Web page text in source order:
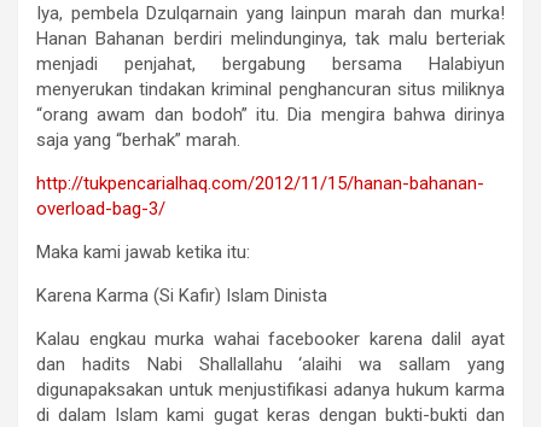
Iya, pembela Dzulqarnain yang lainpun marah dan murka!
Hanan Bahanan berdiri melindunginya, tak malu berteriak
menjadi penjahat, bergabung bersama Halabiyun
menyerukan tindakan kriminal penghancuran situs miliknya
“orang awam dan bodoh” itu. Dia mengira bahwa dirinya
saja yang “berhak” marah.
http://tukpencarialhaq.com/2012/11/15/hanan-bahanan-
overload-bag-3/
Maka kami jawab ketika itu:
Karena Karma (Si Kafir) Islam Dinista
Kalau engkau murka wahai facebooker karena dalil ayat
dan hadits Nabi Shallallahu ‘alaihi wa sallam yang
digunapaksakan untuk menjustifikasi adanya hukum karma
di dalam Islam kami gugat keras dengan bukti-bukti dan